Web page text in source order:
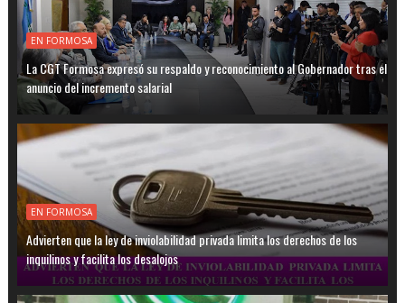
EN FORMOSA
La CGT Formosa expresó su respaldo y reconocimiento al Gobernador tras el
anuncio del incremento salarial
EN FORMOSA
Advierten que la ley de inviolabilidad privada limita los derechos de los
inquilinos y facilita los desalojos